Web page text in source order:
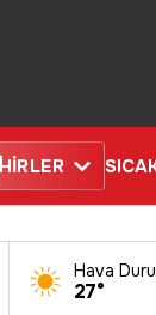
HİRLER
Hava
27°